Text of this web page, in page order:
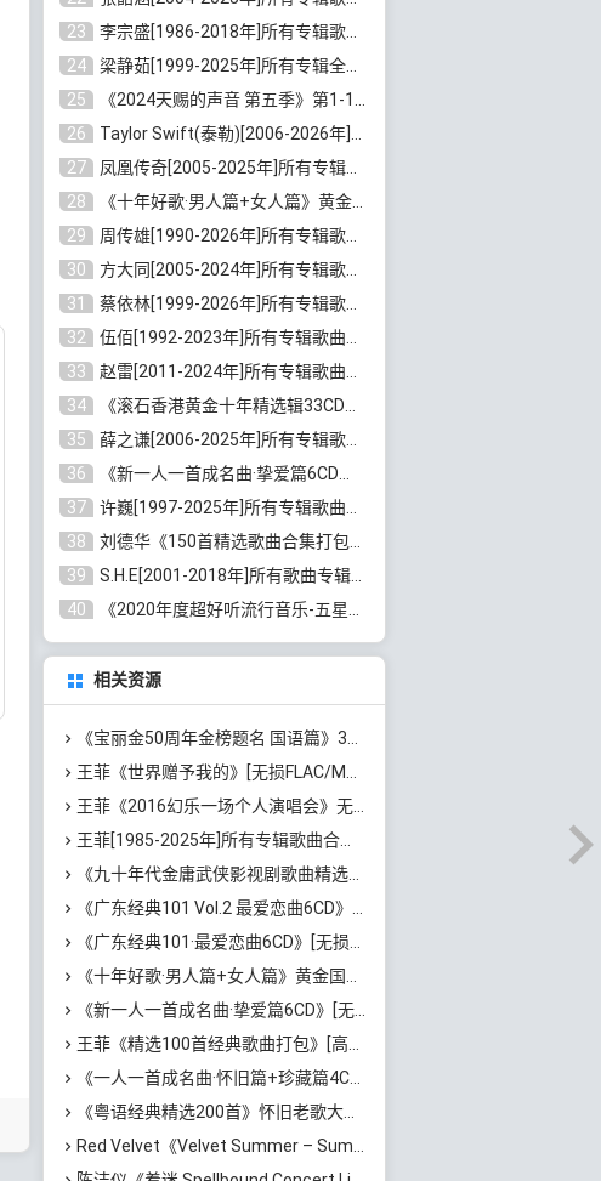
23
李宗盛[1986-2018年]所有专辑歌曲合集打包[无损FLAC/MP3/8.82GB]百度云网盘下载
24
梁静茹[1999-2025年]所有专辑全部歌曲打包[无损FLAC/MP3/10.71GB]百度云网盘下载
25
《2024天赐的声音 第五季》第1-12期歌曲[无损FLAC/MP3]百度云网盘下载
26
Taylor Swift(泰勒)[2006-2026年]所有歌曲合集打包[无损FLAC/MP3/23.78GB]百度云网盘下载
27
凤凰传奇[2005-2025年]所有专辑歌曲合集[无损WAV/FLAC+MP3/11.62GB]百度云网盘下载
28
《十年好歌·男人篇+女人篇》黄金国语珍藏6CD[无损WAV/MP3/4.09GB]百度云网盘下载
29
周传雄[1990-2026年]所有专辑歌曲全集[无损FLAC/MP3/10GB]百度云网盘下载
30
方大同[2005-2024年]所有专辑歌曲合集[高品质MP3+无损FLAC/7.59GB]百度云网盘下载
31
蔡依林[1999-2026年]所有专辑歌曲合集[无损FLAC/MP3/23.32GB]百度云网盘下载
32
伍佰[1992-2023年]所有专辑歌曲合集[高品质MP3/320K/3.92GB]百度云网盘下载
33
赵雷[2011-2024年]所有专辑歌曲打包[无损FLAC/MP3/2.64GB]百度云网盘下载
34
《滚石香港黄金十年精选辑33CD》[无损APE/WAV分轨/13.6GB]百度云网盘下载
35
薛之谦[2006-2025年]所有专辑歌曲合集[无损FLAC/MP3/5.20GB]百度云网盘下载
36
《新一人一首成名曲·挚爱篇6CD》[无损MP3/DTS/WAV分轨/4.43GB]百度云网盘下载
37
许巍[1997-2025年]所有专辑歌曲合集打包[无损FLAC/MP3/7.48GB]百度云网盘下载
38
刘德华《150首精选歌曲合集打包》[无损FLAC/MP3/5.26GB]百度云网盘下载
39
S.H.E[2001-2018年]所有歌曲专辑打包[无损FLAC/MP3/16.05GB]百度云网盘下载
40
《2020年度超好听流行音乐-五星珍藏版10CD》[无损WAV/MP3/6.77GB]百度云网盘下载
相关资源
《宝丽金50周年金榜题名 国语篇》3CD[无损WAV/MP3/5.86GB]百度云网盘下载
王菲《世界赠予我的》[无损FLAC/MP3]网盘下载
王菲《2016幻乐一场个人演唱会》无水印高清演唱会[1080P/TS/12.62GB]百度云网盘下载
王菲[1985-2025年]所有专辑歌曲合集[无损FLAC/WAV/APE分轨+MP3/23.06GB]百度云网盘下载
《九十年代金庸武侠影视剧歌曲精选2CD》[高品质MP3+无损APE/1.14GB]百度云网盘下载
《广东经典101 Vol.2 最爱恋曲6CD》[无损WAV+高品质MP3/4.03GB]百度云网盘下载
《广东经典101·最爱恋曲6CD》[无损WAV+高品质MP3/4.08GB]百度云网盘下载
《十年好歌·男人篇+女人篇》黄金国语珍藏6CD[无损WAV/MP3/4.09GB]百度云网盘下载
《新一人一首成名曲·挚爱篇6CD》[无损MP3/DTS/WAV分轨/4.43GB]百度云网盘下载
王菲《精选100首经典歌曲打包》[高品质MP3/320K/1.02GB]百度云网盘下载
《一人一首成名曲·怀旧篇+珍藏篇4CD》[无损WAV/DTS+高品质MP3/6.88GB]百度云网盘下载
《粤语经典精选200首》怀旧老歌大全[无损FLAC/MP3/6.77GB]百度云网盘下载
Red Velvet《Velvet Summer – Summer Mini Album》[无损FLAC/MP3/372MB]百度云网盘下载